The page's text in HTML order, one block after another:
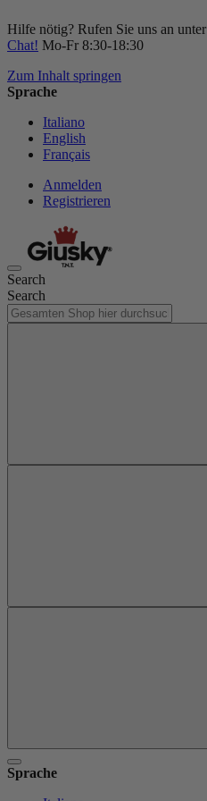
Hilfe nötig? Rufen Sie uns an unter
Chat! Mo-Fr 8:30-18:30
Zum Inhalt springen
Sprache
Italiano
English
Français
Anmelden
Registrieren
Search
Search
Sprache